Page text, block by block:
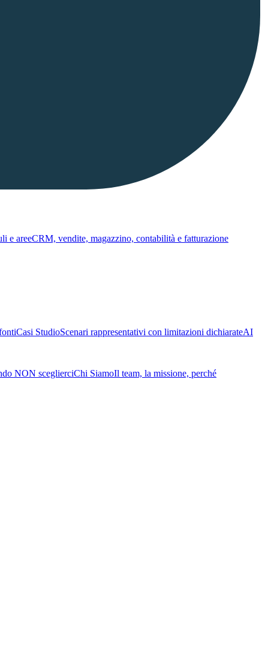
e areeCRM, vendite, magazzino, contabilità e fatturazione
Casi StudioScenari rappresentativi con limitazioni dichiarateAI
NON sceglierciChi SiamoIl team, la missione, perché